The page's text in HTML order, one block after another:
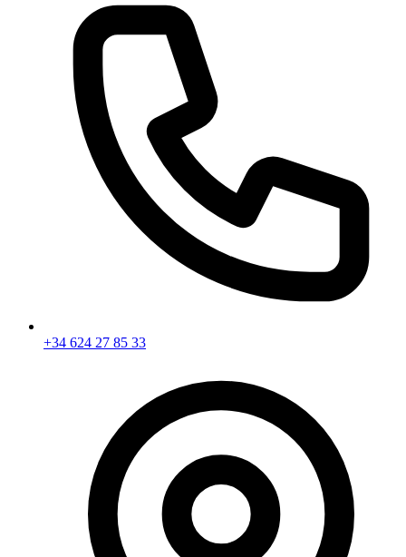
+34 624 27 85 33